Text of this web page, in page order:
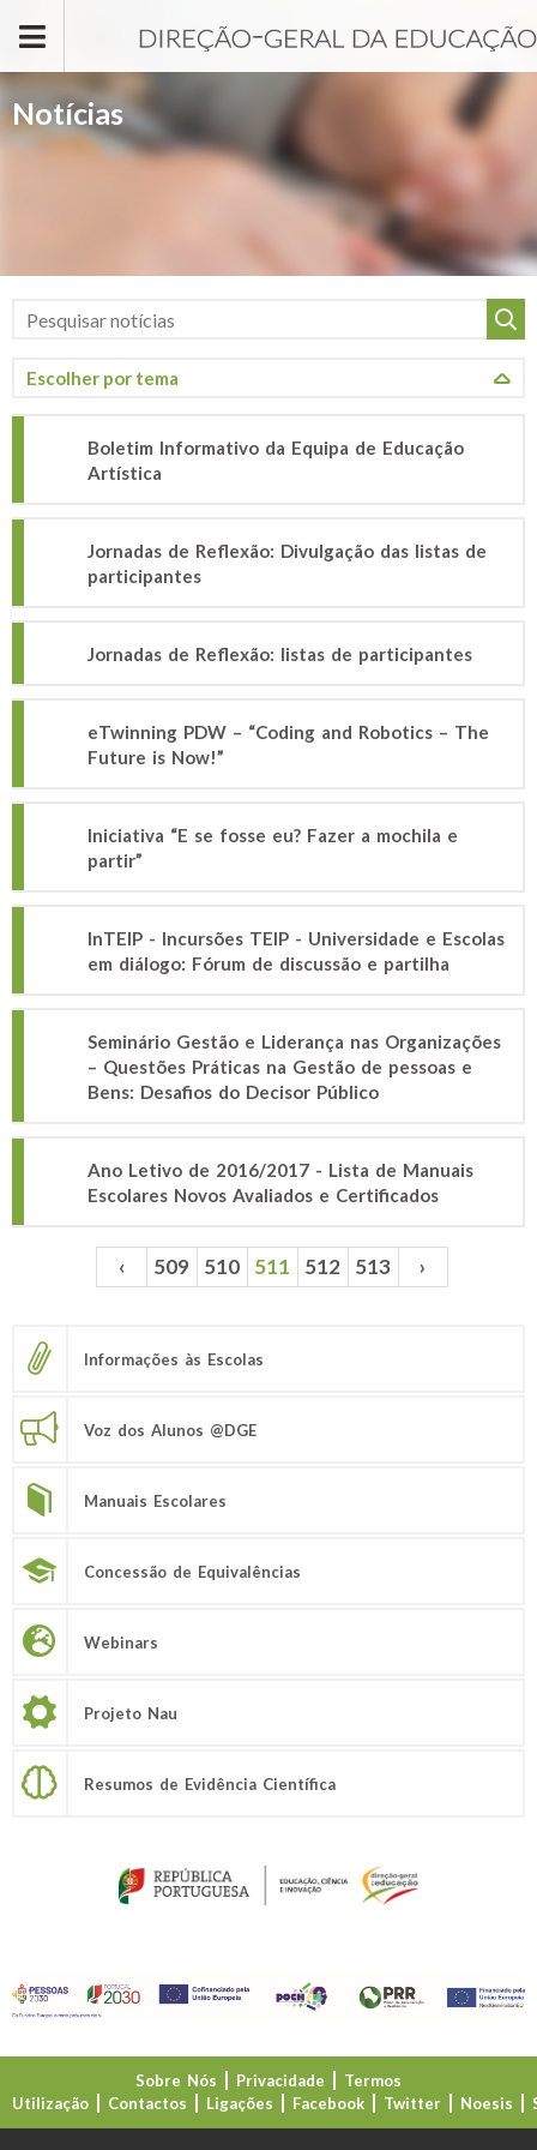
Notícias
Boletim Informativo da Equipa de Educação
Artística
Jornadas de Reflexão: Divulgação das listas de
participantes
Jornadas de Reflexão: listas de participantes
eTwinning PDW – “Coding and Robotics – The
Future is Now!”
Iniciativa “E se fosse eu? Fazer a mochila e
partir”
InTEIP - Incursões TEIP - Universidade e Escolas
em diálogo: Fórum de discussão e partilha
Seminário Gestão e Liderança nas Organizações
– Questões Práticas na Gestão de pessoas e
Bens: Desafios do Decisor Público
Ano Letivo de 2016/2017 - Lista de Manuais
Escolares Novos Avaliados e Certificados
Páginas ‹ 509 510 511 512 513 ›
Informações às Escolas
Voz dos Alunos @DGE
Manuais Escolares
Concessão de Equivalências
Webinars
Projeto Nau
Resumos de Evidência Científica
Sobre Nós Privacidade
Termos
Utilização
Contactos Ligações Facebook Twitter Noesis